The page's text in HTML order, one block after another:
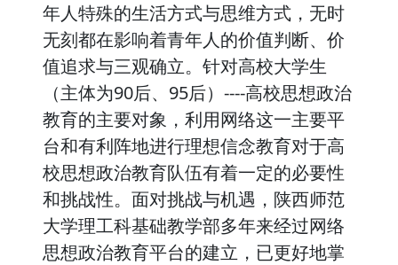
年人特殊的生活方式与思维方式，无时
无刻都在影响着青年人的价值判断、价
值追求与三观确立。针对高校大学生
（主体为90后、95后）----高校思想政治
教育的主要对象，利用网络这一主要平
台和有利阵地进行理想信念教育对于高
校思想政治教育队伍有着一定的必要性
和挑战性。面对挑战与机遇，陕西师范
大学理工科基础教学部多年来经过网络
思想政治教育平台的建立，已更好地掌